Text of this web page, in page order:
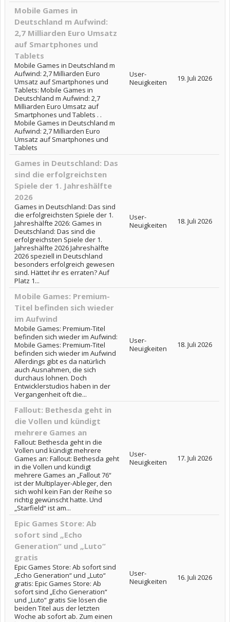
Mobile Games in
Deutschland m Aufwind:
2,7 Milliarden Euro Umsatz
auf Smartphones und
Tablets
Mobile Games in Deutschland m
Aufwind: 2,7 Milliarden Euro
Umsatz auf Smartphones und
Tablets: Mobile Games in
Deutschland m Aufwind: 2,7
Milliarden Euro Umsatz auf
Smartphones und Tablets . .
Mobile Games in Deutschland m
Aufwind: 2,7 Milliarden Euro
Umsatz auf Smartphones und
Tablets
User-
Neuigkeiten
19. Juli 2026
Games in Deutschland: Das
sind die erfolgreichsten
Spiele der 1. Jahreshälfte
2026
Games in Deutschland: Das sind
die erfolgreichsten Spiele der 1.
Jahreshälfte 2026: Games in
Deutschland: Das sind die
erfolgreichsten Spiele der 1.
Jahreshälfte 2026 Jahreshälfte
2026 speziell in Deutschland
besonders erfolgreich gewesen
sind. Hättet ihr es erraten? Auf
Platz 1...
User-
Neuigkeiten
18. Juli 2026
Mobile Games: Premium-
Titel befinden sich wieder
im Aufwind
Mobile Games: Premium-Titel
befinden sich wieder im Aufwind:
Mobile Games: Premium-Titel
befinden sich wieder im Aufwind
Allerdings gibt es da natürlich
auch Ausnahmen, die sich
durchaus lohnen. Doch
Entwicklerstudios haben in der
Vergangenheit oft die...
User-
Neuigkeiten
18. Juli 2026
Fallout: Bethesda geht in
die Vollen und kündigt
mehrere Games an
Fallout: Bethesda geht in die
Vollen und kündigt mehrere
Games an: Fallout: Bethesda geht
in die Vollen und kündigt
mehrere Games an „Fallout 76“
ist der Multiplayer-Ableger, den
sich wohl kein Fan der Reihe so
richtig gewünscht hatte. Und
„Starfield“ ist am...
User-
Neuigkeiten
17. Juli 2026
Epic Games Store: Ab
sofort sind „Echo
Generation“ und „Luto“
gratis
Epic Games Store: Ab sofort sind
„Echo Generation“ und „Luto“
gratis: Epic Games Store: Ab
sofort sind „Echo Generation“
und „Luto“ gratis Sie lösen die
beiden Titel aus der letzten
Woche ab sofort ab. Zum einen
User-
Neuigkeiten
16. Juli 2026